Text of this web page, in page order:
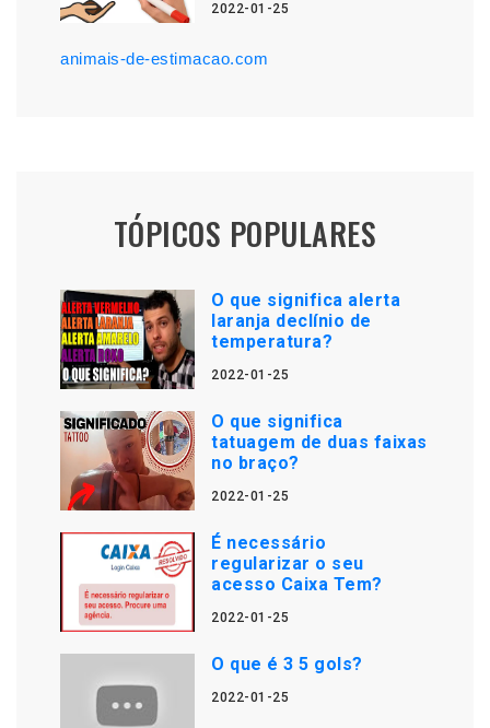
2022-01-25
animais-de-estimacao.com
TÓPICOS POPULARES
O que significa alerta
laranja declínio de
temperatura?
2022-01-25
O que significa
tatuagem de duas faixas
no braço?
2022-01-25
É necessário
regularizar o seu
acesso Caixa Tem?
2022-01-25
O que é 3 5 gols?
2022-01-25